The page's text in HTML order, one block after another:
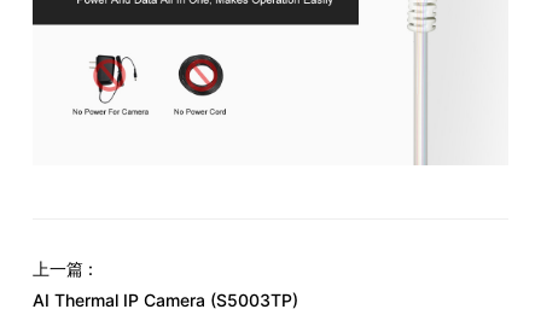
上一篇 :
AI Thermal IP Camera (S5003TP)